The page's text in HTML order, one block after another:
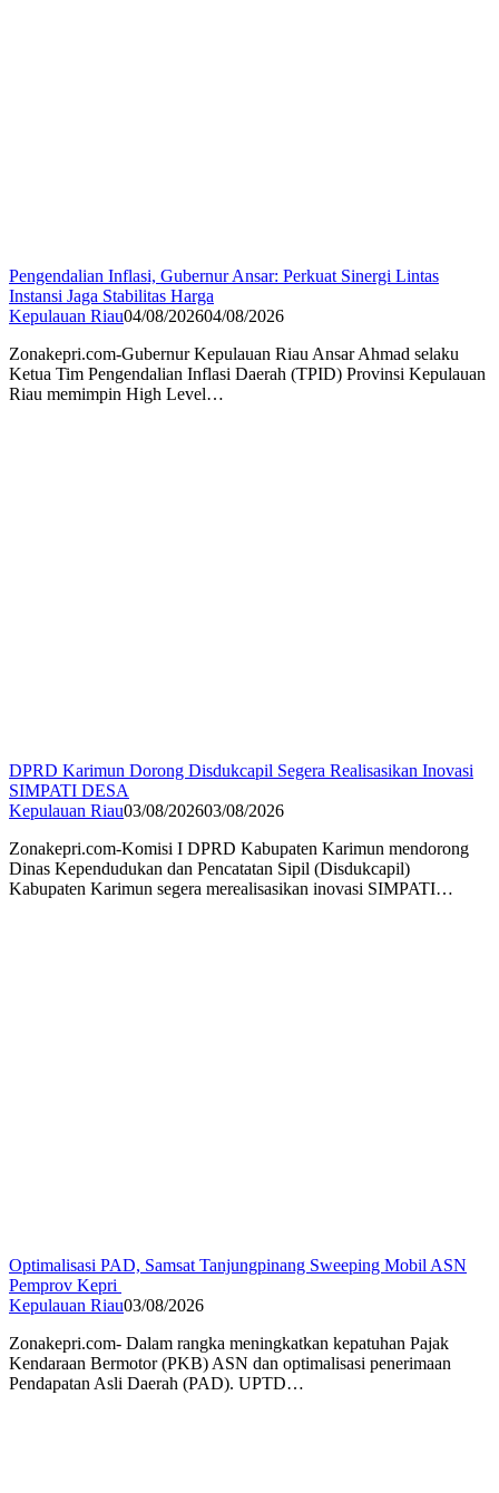
Pengendalian Inflasi, Gubernur Ansar: Perkuat Sinergi Lintas
Instansi Jaga Stabilitas Harga
Kepulauan Riau04/08/202604/08/2026
Zonakepri.com-Gubernur Kepulauan Riau Ansar Ahmad selaku
Ketua Tim Pengendalian Inflasi Daerah (TPID) Provinsi Kepulauan
Riau memimpin High Level…
DPRD Karimun Dorong Disdukcapil Segera Realisasikan Inovasi
SIMPATI DESA
Kepulauan Riau03/08/202603/08/2026
Zonakepri.com-Komisi I DPRD Kabupaten Karimun mendorong
Dinas Kependudukan dan Pencatatan Sipil (Disdukcapil)
Kabupaten Karimun segera merealisasikan inovasi SIMPATI…
Optimalisasi PAD, Samsat Tanjungpinang Sweeping Mobil ASN
Pemprov Kepri
Kepulauan Riau03/08/2026
Zonakepri.com- Dalam rangka meningkatkan kepatuhan Pajak
Kendaraan Bermotor (PKB) ASN dan optimalisasi penerimaan
Pendapatan Asli Daerah (PAD). UPTD…